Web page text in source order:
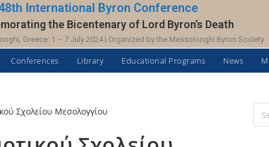
International Byron Conference
the Bicentenary of Lord Byron’s Death
Greece: 1 – 7 July 2024 | Organized by the Messolonghi Byron Society
Conferences Library Educational Programs News